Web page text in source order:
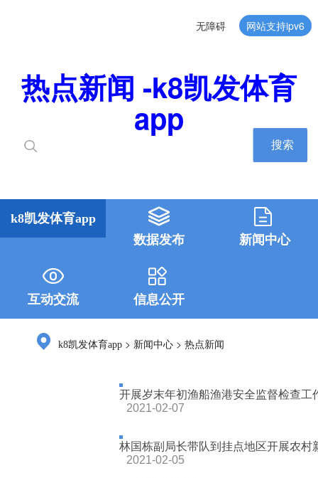
无障碍 网站支持ipv6
热点新闻 -k8凯发体育
app
搜索
k8凯发体育app
数据发布
新闻中心
互动交流 信息公开
k8凯发体育app > 新闻中心 >热点新闻
开展岁末年初渔船渔港安全监督检查工
2021-02-07
林国栋副局长带队到挂点地区开展农村
2021-02-05